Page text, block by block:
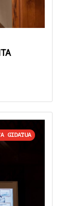
GIDATUA